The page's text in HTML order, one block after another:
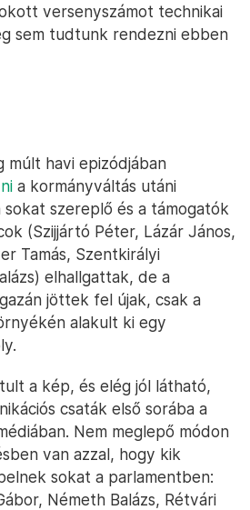
versenyszámot technikai
sem tudtunk rendezni ebben
múlt havi epizódjában
a kormányváltás utáni
sokat szereplő és a támogatók
(Szijjártó Péter, Lázár János,
Tamás, Szentkirályi
elhallgattak, de a
jöttek fel újak, csak a
alakult ki egy
a kép, és elég jól látható,
csaták első sorába a
Nem meglepő módon
van azzal, hogy kik
sokat a parlamentben:
Németh Balázs, Rétvári